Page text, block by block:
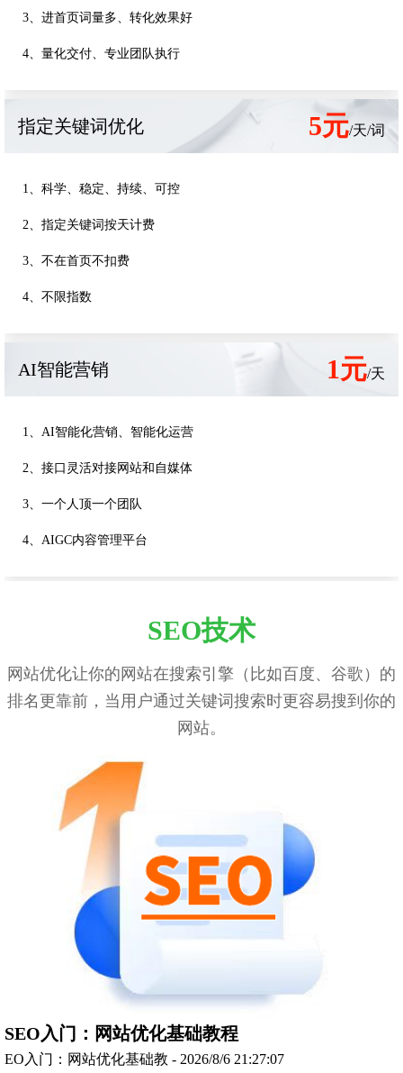
3、进首页词量多、转化效果好
4、量化交付、专业团队执行
指定关键词优化 5元/天/词
1、科学、稳定、持续、可控
2、指定关键词按天计费
3、不在首页不扣费
4、不限指数
AI智能营销 1元/天
1、AI智能化营销、智能化运营
2、接口灵活对接网站和自媒体
3、一个人顶一个团队
4、AIGC内容管理平台
SEO技术
网站优化让你的网站在搜索引擎（比如百度、谷歌）的
排名更靠前，当用户通过关键词搜索时更容易搜到你的
网站。
SEO入门：网站优化基础教程
EO入门：网站优化基础教 - 2026/8/6 21:27:07